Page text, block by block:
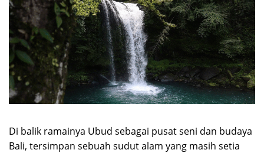
Di balik ramainya Ubud sebagai pusat seni dan budaya
Bali, tersimpan sebuah sudut alam yang masih setia